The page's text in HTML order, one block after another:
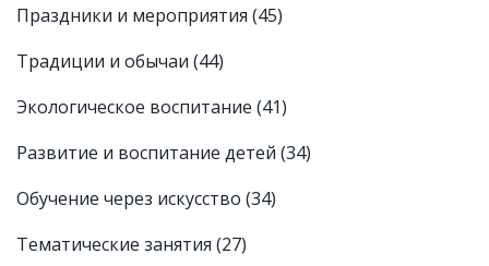
Праздники и мероприятия (45)
Традиции и обычаи (44)
Экологическое воспитание (41)
Развитие и воспитание детей (34)
Обучение через искусство (34)
Тематические занятия (27)